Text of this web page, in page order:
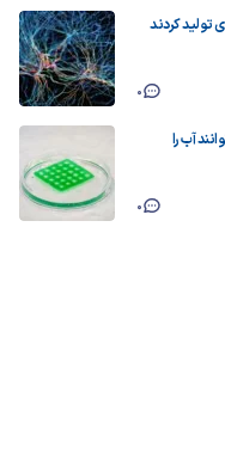
تولید کردند
0
آب را
0